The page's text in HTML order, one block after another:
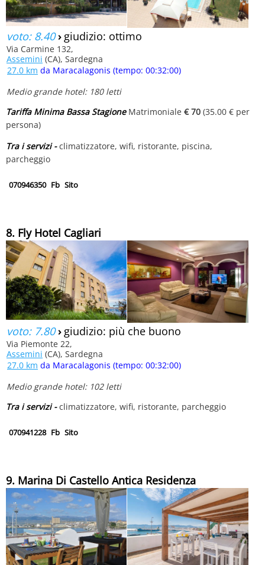
voto: 8.40› giudizio: ottimo
Via Carmine 132,
Assemini (CA), Sardegna
27.0 km da Maracalagonis (tempo: 00:32:00)
Medio grande hotel: 180 letti
Tariffa Minima Bassa StagioneMatrimoniale € 70 (35.00 € per
persona)
Tra i servizi -climatizzatore, wifi, ristorante, piscina,
parcheggio
070946350 Fb Sito
8. Fly Hotel Cagliari
voto: 7.80› giudizio: più che buono
Via Piemonte 22,
Assemini (CA), Sardegna
27.0 km da Maracalagonis (tempo: 00:32:00)
Medio grande hotel: 102 letti
Tra i servizi -climatizzatore, wifi, ristorante, parcheggio
070941228 Fb Sito
9. Marina Di Castello Antica Residenza